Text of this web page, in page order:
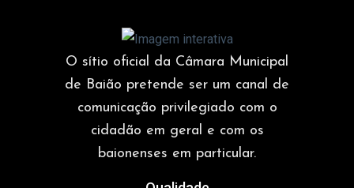
O sítio oficial da Câmara Municipal
de Baião pretende ser um canal de
comunicação privilegiado com o
cidadão em geral e com os
baionenses em particular.